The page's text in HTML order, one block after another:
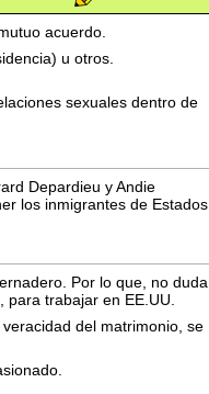
acuerdo.
u otros.
sexuales dentro de
Depardieu y Andie
los inmigrantes de Estados
Por lo que, no duda
trabajar en EE.UU.
del matrimonio, se